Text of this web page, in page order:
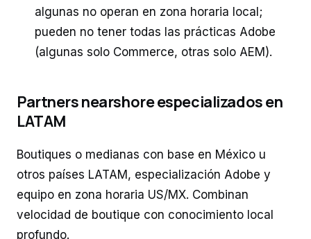
algunas no operan en zona horaria local;
pueden no tener todas las prácticas Adobe
(algunas solo Commerce, otras solo AEM).
Partners nearshore especializados en
LATAM
Boutiques o medianas con base en México u
otros países LATAM, especialización Adobe y
equipo en zona horaria US/MX. Combinan
velocidad de boutique con conocimiento local
profundo.